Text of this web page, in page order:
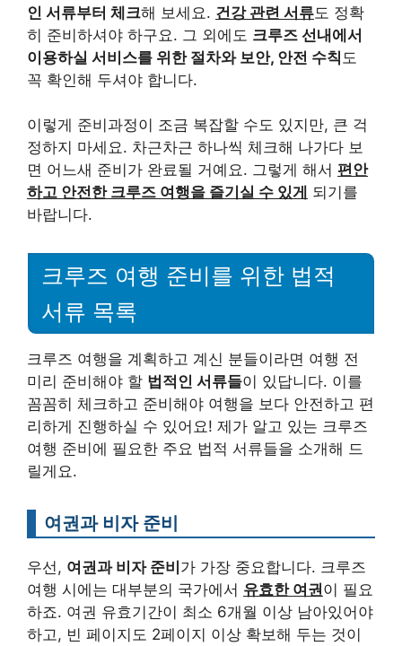
인 서류부터 체크해 보세요. 건강 관련 서류도 정확
히 준비하셔야 하구요. 그 외에도 크루즈 선내에서
이용하실 서비스를 위한 절차와 보안, 안전 수칙 도
꼭 확인해 두셔야 합니다.
이렇게 준비과정이 조금 복잡할 수도 있지만, 큰 걱
정하지 마세요. 차근차근 하나씩 체크해 나가다 보
면 어느새 준비가 완료될 거예요. 그렇게 해서 편안
하고 안전한 크루즈 여행을 즐기실 수 있게 되기를
바랍니다.
크루즈 여행 준비를 위한 법적
서류 목록
크루즈 여행을 계획하고 계신 분들이라면 여행 전
미리 준비해야 할 법적인 서류들이 있답니다. 이를
꼼꼼히 체크하고 준비해야 여행을 보다 안전하고 편
리하게 진행하실 수 있어요! 제가 알고 있는 크루즈
여행 준비에 필요한 주요 법적 서류들을 소개해 드
릴게요.
여권과 비자 준비
우선, 여권과 비자 준비가 가장 중요합니다. 크루즈
여행 시에는 대부분의 국가에서 유효한 여권이 필요
하죠. 여권 유효기간이 최소 6개월 이상 남아있어야
하고, 빈 페이지도 2페이지 이상 확보해 두는 것이